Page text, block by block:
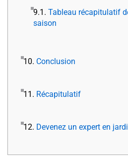
9.1. Tableau récapitulatif
saison
10. Conclusion
11. Récapitulatif
12. Devenez un expert en